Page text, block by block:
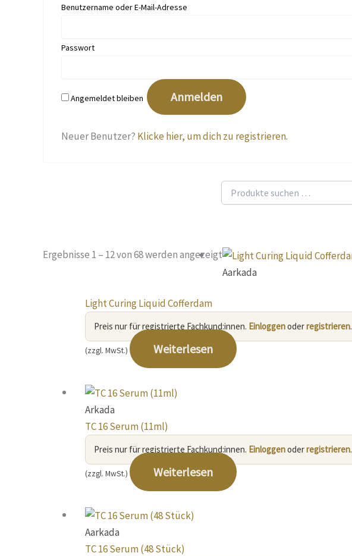
Benutzername oder E-Mail-Adresse
Passwort
Angemeldet bleiben
Neuer Benutzer? Klicke hier, um dich zu registrieren.
Ergebnisse 1 – 12 von 68 werden angezeigt
Aarkada
Light Curing Liquid Cofferdam
Preis nur für registrierte Fachkund:innen. Einloggenoderregistrieren.
(zzgl. MwSt.) Weiterlesen
Arkada
TC 16 Serum (11ml)
Preis nur für registrierte Fachkund:innen. Einloggenoderregistrieren.
(zzgl. MwSt.) Weiterlesen
Aarkada
TC 16 Serum (48 Stück)